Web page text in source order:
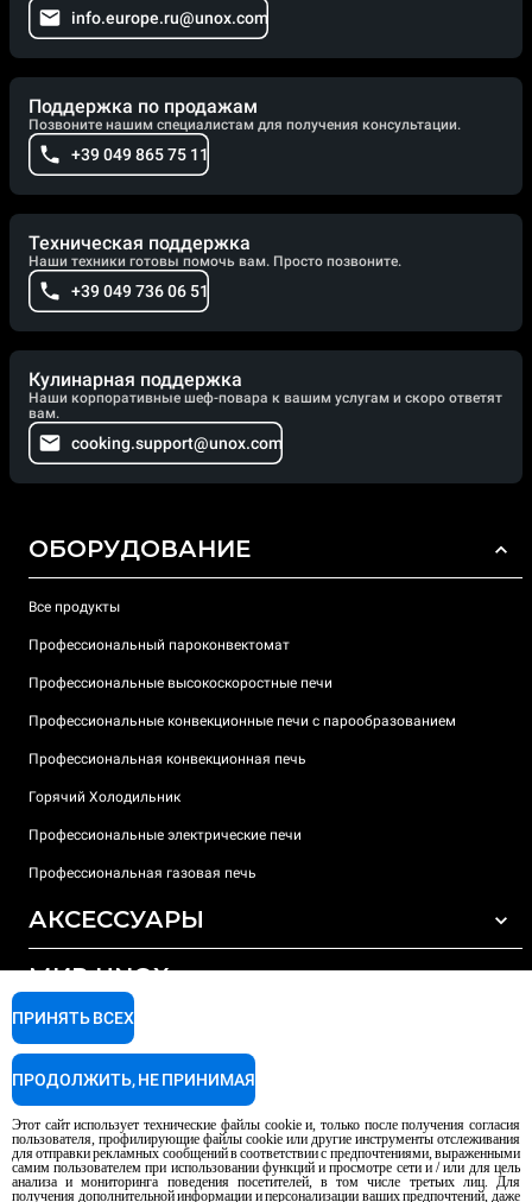
info.europe.ru@unox.com
Поддержка по продажам
Позвоните нашим специалистам для получения консультации.
+39 049 865 75 11
Техническая поддержка
Наши техники готовы помочь вам. Просто позвоните.
+39 049 736 06 51
Кулинарная поддержка
Наши корпоративные шеф-повара к вашим услугам и скоро ответят
вам.
cooking.support@unox.com
ОБОРУДОВАНИЕ
Все продукты
Профессиональный пароконвектомат
Профессиональные высокоскоростные печи
Профессиональные конвекционные печи с парообразованием
Профессиональная конвекционная печь
Горячий Холодильник
Профессиональные электрические печи
Профессиональная газовая печь
АКСЕССУАРЫ
Моющие средства для автоматической мойки
Моющие средства для мойки вручную
Ионообменный фильтр
Система обратного осмоса
МИР UNOX
Наши офисы по всему миру
ПОДДЕРЖКА
Гарантия Unox
Найти дилеров
Найти сервисные центры
AI Content Disclaimer
Privacy policy Cookie policy
Этот сайт использует технические файлы cookie и, только после получения согласия
пользователя, профилирующие файлы cookie или другие инструменты отслеживания
для отправки рекламных сообщений в соответствии с предпочтениями, выраженными
самим пользователем при использовании функций и просмотре сети и / или для цель
анализа и мониторинга поведения посетителей, в том числе третьих лиц. Для
получения дополнительной информации и персонализации ваших предпочтений, даже
ПРИНЯТЬ ВСЕХ
ПРОДОЛЖИТЬ, НЕ ПРИНИМАЯ